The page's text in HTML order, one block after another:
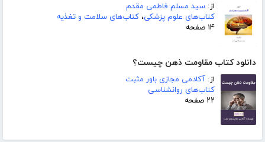
از: سید مسلم فاطمی مقدم
کتاب‌های علوم پزشکی، کتاب‌های سلامت و تغذیه
۱۴ صفحه
دانلود کتاب مقاومت ذهن چیست؟
از: آکادمی مجازی باور مثبت
کتاب‌های روانشناسی
۲۲ صفحه